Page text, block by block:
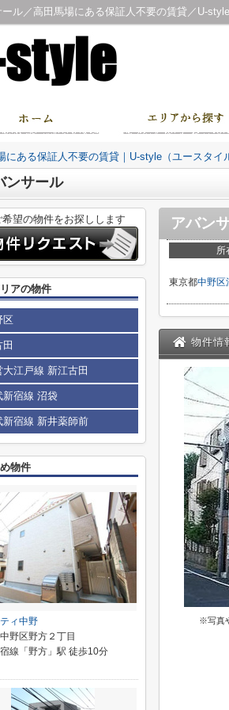
ル／高田馬場にある保証人不要の賃貸／U-style
にある保証人不要の賃貸｜U-style（ユースタイ
ンサール
アバン
所
東京都中野区
物件情
※写真
望の物件をお探しします
アの物件
区
大江戸線 新江古田
新宿線 沼袋
新宿線 新井薬師前
物件
ィ中野
野区野方２丁目
線「野方」駅 徒歩10分